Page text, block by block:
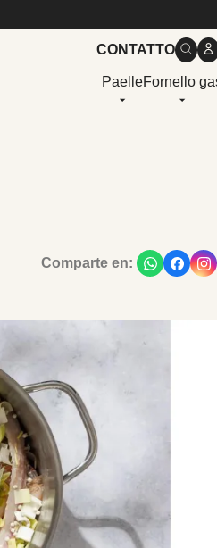
CONTATTO
PaelleFornello
Comparte en: